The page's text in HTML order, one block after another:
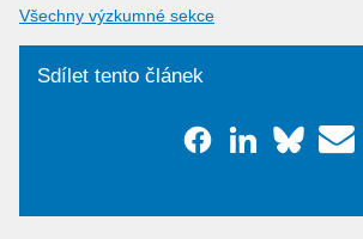
Všechny výzkumné sekce
Sdílet tento článek